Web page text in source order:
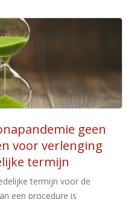
Bosch geeft
voor
heeft in een bijlage bij een